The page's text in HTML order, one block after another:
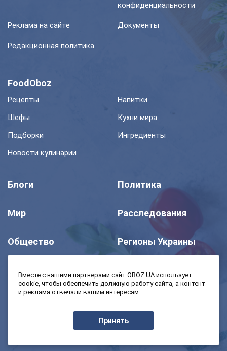
конфиденциальности
Реклама на сайте Документы
Редакционная политика
FoodOboz
Рецепты
Напитки
Шефы
Кухни мира
Подборки
Ингредиенты
Новости кулинарии
Блоги Политика
Мир Расследования
Общество Регионы Украины
Моя школа Авто
Экономика
Вместе с нашими партнерами сайт OBOZ.UA использует
cookie, чтобы обеспечить должную работу сайта, а контент
и реклама отвечали вашим интересам.
Принять